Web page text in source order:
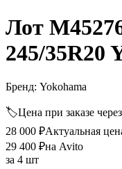
Лот
245/35R20
Бренд: Yokohama
🏷️Цена при заказе через
28 000 ₽Актуальная
29 400 ₽на Avito
за 4 шт